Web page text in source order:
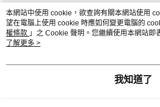
熱門標籤
本網站中使用 cookie，欲查詢有關本網站使用
望在電腦上使用 cookie 時應如何變更電腦的
權條款 」之 Cookie 聲明。您繼續使用本網站即
用條款之 Cookie 聲明使用 cookie。
了解更多 >
我知道了